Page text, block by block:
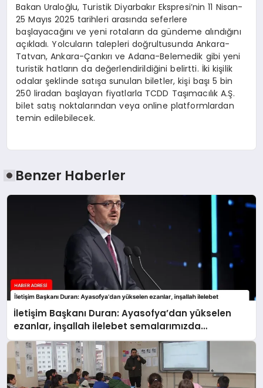
Bakan Uraloğlu, Turistik Diyarbakır Ekspresi’nin 11 Nisan-
25 Mayıs 2025 tarihleri arasında seferlere
başlayacağını ve yeni rotaların da gündeme alındığını
açıkladı. Yolcuların talepleri doğrultusunda Ankara-
Tatvan, Ankara-Çankırı ve Adana-Belemedik gibi yeni
turistik hatların da değerlendirildiğini belirtti. İki kişilik
odalar şeklinde satışa sunulan biletler, kişi başı 5 bin
250 liradan başlayan fiyatlarla TCDD Taşımacılık A.Ş.
bilet satış noktalarından veya online platformlardan
temin edilebilecek.
Benzer Haberler
İletişim Başkanı Duran: Ayasofya’dan yükselen
ezanlar, inşallah ilelebet semalarımızda
yankılanmaya devam edecektir